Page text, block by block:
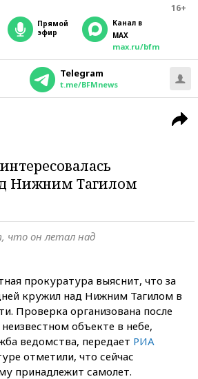
16+
прямой
эфир
Канал в
MAX
max.ru/bfm
Telegram
t.me/BFMnews
Нижним Тагилом
он летал над
прокуратура выяснит, что за
кружил над Нижним Тагилом в
Проверка организована после
объекте в небе,
ведомства, передает РИА
отметили, что сейчас
принадлежит самолет.